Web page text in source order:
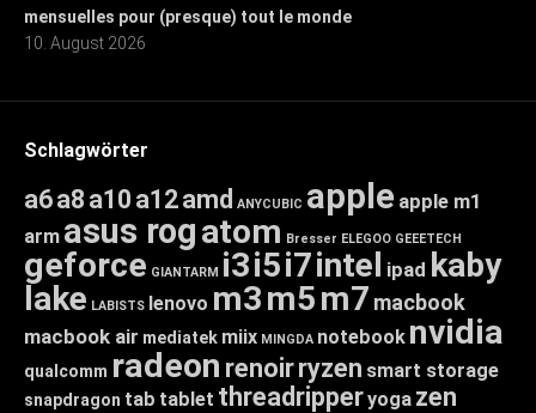
mensuelles pour (presque) tout le monde
10. August 2026
Schlagwörter
a6a8 a10 a12amd ANYCUBIC apple apple m1
arm asus rogatom Bresser ELEGOO GEEETECH
geforce GIANTARM i3i5i7intel ipad kaby
lake LABISTS lenovo m3m5m7 macbook
macbook air mediatek miix MINGDA notebook nvidia
qualcomm radeon renoirryzen smart storage
snapdragon tab tablet threadripperyoga zen